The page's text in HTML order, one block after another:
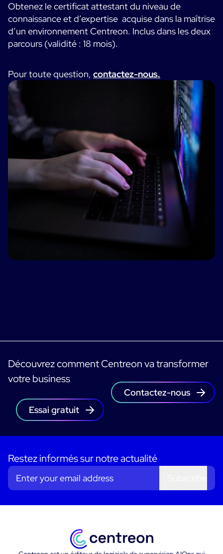
Obtenez le certificat attestant du niveau de
connaissance et d’expertise acquise dans la maîtrise
d’un environnement Centreon. Inclus dans les deux
parcours (validité : 18 mois).
Pour toute question, contactez-nous.
Découvrez comment Centreon va transformer
votre business
Contactez-nous
Essai gratuit
Restez informés sur notre actualité